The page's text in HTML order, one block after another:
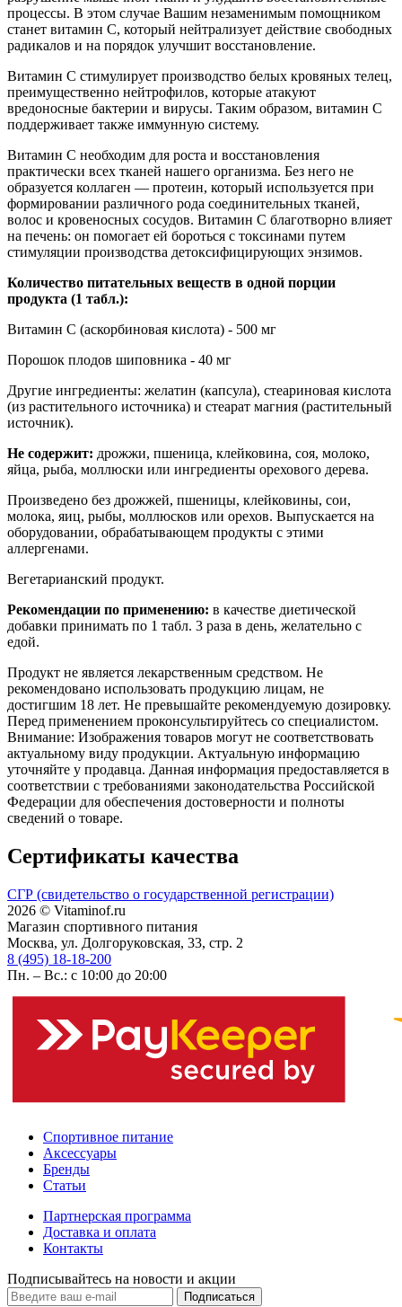
процессы. В этом случае Вашим незаменимым помощником
станет витамин С, который нейтрализует действие свободных
радикалов и на порядок улучшит восстановление.
Витамин С стимулирует производство белых кровяных телец,
преимущественно нейтрофилов, которые атакуют
вредоносные бактерии и вирусы. Таким образом, витамин С
поддерживает также иммунную систему.
Витамин С необходим для роста и восстановления
практически всех тканей нашего организма. Без него не
образуется коллаген — протеин, который используется при
формировании различного рода соединительных тканей,
волос и кровеносных сосудов. Витамин С благотворно влияет
на печень: он помогает ей бороться с токсинами путем
стимуляции производства детоксифицирующих энзимов.
Количество питательных веществ в одной порции
продукта (1 табл.):
Витамин С (аскорбиновая кислота) - 500 мг
Порошок плодов шиповника - 40 мг
Другие ингредиенты: желатин (капсула), стеариновая кислота
(из растительного источника) и стеарат магния (растительный
источник).
Не содержит: дрожжи, пшеница, клейковина, соя, молоко,
яйца, рыба, моллюски или ингредиенты орехового дерева.
Произведено без дрожжей, пшеницы, клейковины, сои,
молока, яиц, рыбы, моллюсков или орехов. Выпускается на
оборудовании, обрабатывающем продукты с этими
аллергенами.
Вегетарианский продукт.
Рекомендации по применению: в качестве диетической
добавки принимать по 1 табл. 3 раза в день, желательно с
едой.
Продукт не является лекарственным средством. Не
рекомендовано использовать продукцию лицам, не
достигшим 18 лет. Не превышайте рекомендуемую дозировку.
Перед применением проконсультируйтесь со специалистом.
Внимание: Изображения товаров могут не соответствовать
актуальному виду продукции. Актуальную информацию
уточняйте у продавца. Данная информация предоставляется в
соответствии с требованиями законодательства Российской
Федерации для обеспечения достоверности и полноты
сведений о товаре.
Сертификаты качества
СГР (свидетельство о государственной регистрации)
2026 © Vitaminof.ru
Магазин спортивного питания
Москва, ул. Долгоруковская, 33, стр. 2
8 (495) 18-18-200
Пн. – Вс.: с 10:00 до 20:00
Спортивное питание
Аксессуары
Бренды
Статьи
Партнерская программа
Доставка и оплата
Контакты
Подписывайтесь на новости и акции
Подписаться